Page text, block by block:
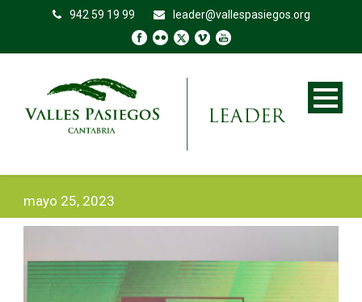
942 59 19 99 leader@vallespasiegos.org
mayo 25, 2023